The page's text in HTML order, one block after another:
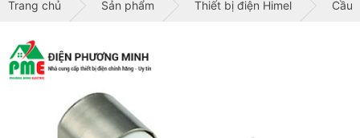
Trang chủ Sản phẩm Thiết bị điện Himel Cầu